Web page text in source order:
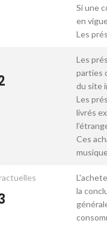
Si une
en
Les
Les
parties
du site
Les
livrés
Ces
la